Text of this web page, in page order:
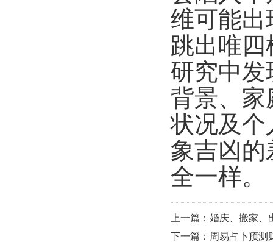
维可能出
跳出唯
研究中发
背景、家
状况及个
象吉凶
全一样。
上一篇：婚庆、搬家
下一篇：周易占卜预测